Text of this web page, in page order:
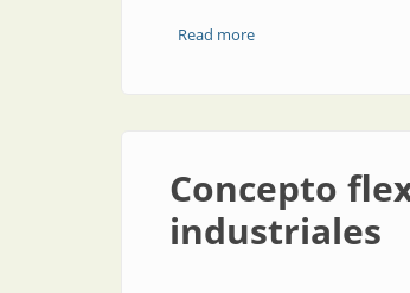
Read moreabout Concepto
Concepto
industriales